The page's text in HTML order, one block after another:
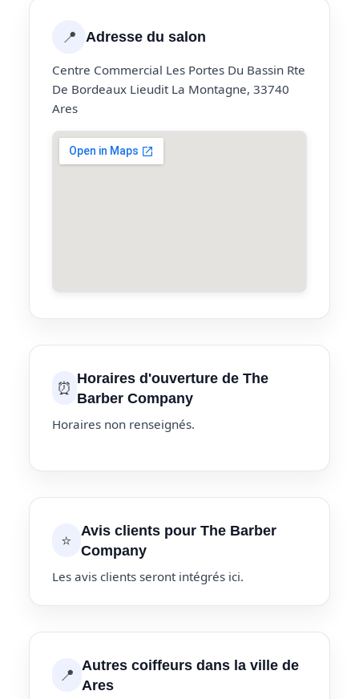
📍 Adresse du salon
Centre Commercial Les Portes Du Bassin Rte
De Bordeaux Lieudit La Montagne, 33740
Ares
⏰ Horaires d'ouverture de The
Barber Company
Horaires non renseignés.
⭐
Avis clients pour The Barber
Company
Les avis clients seront intégrés ici.
📍 Autres coiffeurs dans la ville de
Ares